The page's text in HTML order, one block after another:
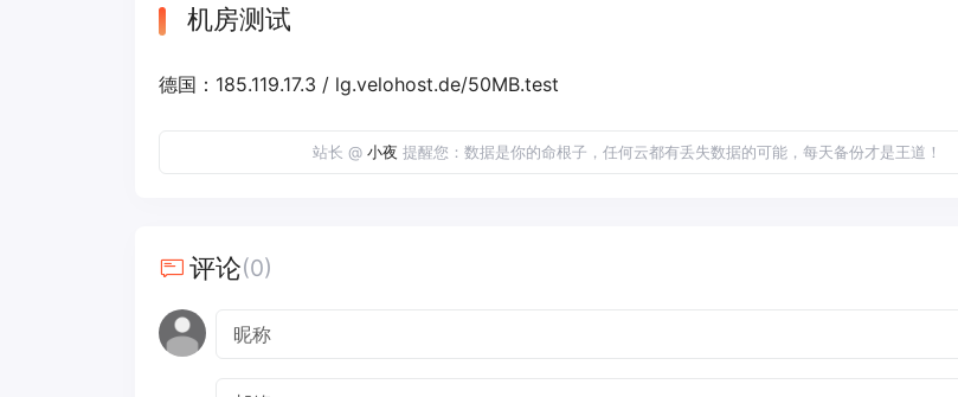
机房测试
德国：185.119.17.3 / lg.velohost.de/50MB.test
站长 @ 小夜 提醒您：数据是你的命根子，任何云都有丢失数据的可能，每天备份才是王道！
评论(0)